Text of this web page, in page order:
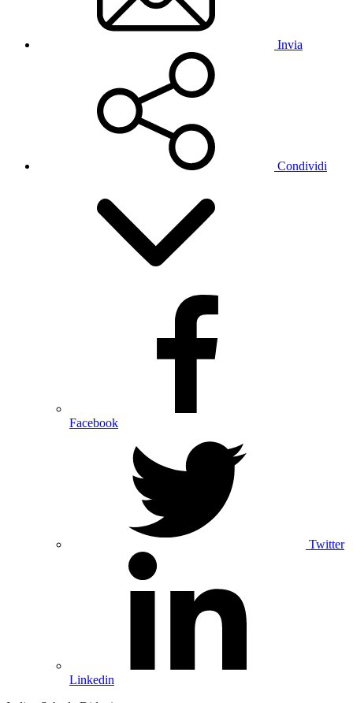
Invia
Condividi
Facebook
Twitter
Linkedin